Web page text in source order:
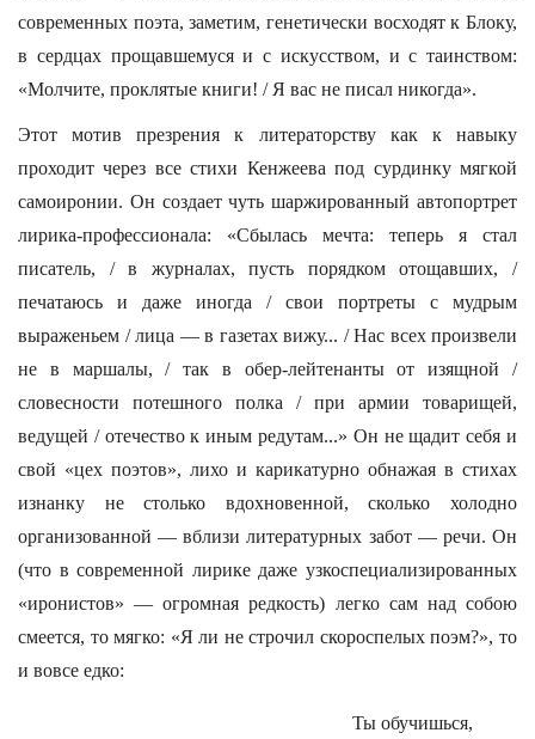
современных поэта, заметим, генетически восходят к Блоку,
в сердцах прощавшемуся и с искусством, и с таинством:
«Молчите, проклятые книги! / Я вас не писал никогда».
Этот мотив презрения к литераторству как к навыку
проходит через все стихи Кенжеева под сурдинку мягкой
самоиронии. Он создает чуть шаржированный автопортрет
лирика-профессионала: «Сбылась мечта: теперь я стал
писатель, / в журналах, пусть порядком отощавших, /
печатаюсь и даже иногда / свои портреты с мудрым
выраженьем / лица — в газетах вижу... / Нас всех произвели
не в маршалы, / так в обер-лейтенанты от изящной /
словесности потешного полка / при армии товарищей,
ведущей / отечество к иным редутам...» Он не щадит себя и
свой «цех поэтов», лихо и карикатурно обнажая в стихах
изнанку не столько вдохновенной, сколько холодно
организованной — вблизи литературных забот — речи. Он
(что в современной лирике даже узкоспециализированных
«иронистов» — огромная редкость) легко сам над собою
смеется, то мягко: «Я ли не строчил скороспелых поэм?», то
и вовсе едко:
Ты обучишься,